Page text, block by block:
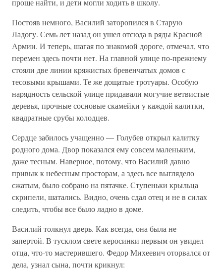
проще найти, и дети могли ходить в школу.
Постояв немного, Василий заторопился в Старую
Ладогу. Семь лет назад он ушел отсюда в ряды Красной
Армии. И теперь, шагая по знакомой дороге, отмечал, что
перемен здесь почти нет. На главной улице по-прежнему
стояли две линии кряжистых бревенчатых домов с
тесовыми крышами. Те же дощатые тротуары. Особую
нарядность сельской улице придавали могучие ветвистые
деревья, прочные сосновые скамейки у каждой калитки,
квадратные срубы колодцев.
Сердце забилось учащенно — Голубев открыл калитку
родного дома. Двор показался ему совсем маленьким,
даже тесным. Наверное, потому, что Василий давно
привык к небесным просторам, а здесь все выглядело
сжатым, было собрано на пятачке. Ступеньки крыльца
скрипели, шатались. Видно, очень сдал отец и не в силах
следить, чтобы все было ладно в доме.
Василий толкнул дверь. Как всегда, она была не
запертой. В тусклом свете керосинки первым он увидел
отца, что-то мастерившего. Федор Михеевич оторвался от
дела, узнал сына, почти крикнул: